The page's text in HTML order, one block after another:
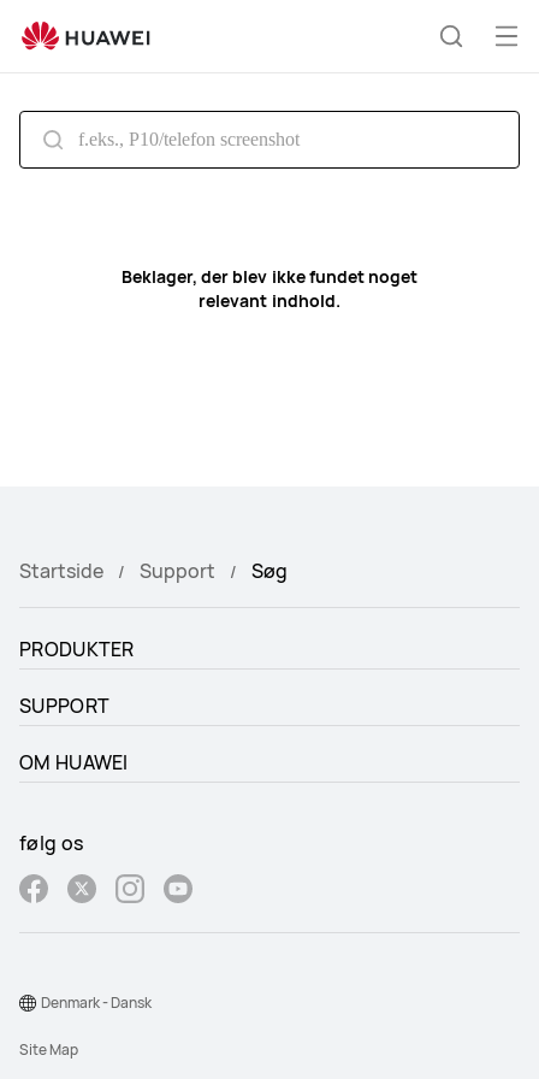
Åbn
Beklager, der blev ikke fundet noget
relevant indhold.
Startside Support Søg
PRODUKTER
SUPPORT
OM HUAWEI
følg os
Site Map
Denmark - Dansk